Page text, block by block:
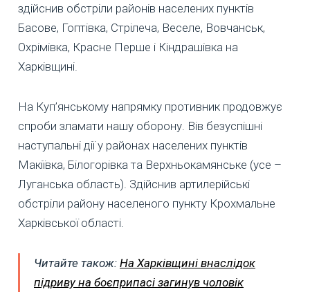
здійснив обстріли районів населених пунктів
Басове, Гоптівка, Стрілеча, Веселе, Вовчанськ,
Охрімівка, Красне Перше і Кіндрашівка на
Харківщині.
На Куп’янському напрямку противник продовжує
спроби зламати нашу оборону. Вів безуспішні
наступальні дії у районах населених пунктів
Макіївка, Білогорівка та Верхньокамянське (усе –
Луганська область). Здійснив артилерійські
обстріли району населеного пункту Крохмальне
Харківської області.
Читайте також: На Харківщині внаслідок
підриву на боєприпасі загинув чоловік